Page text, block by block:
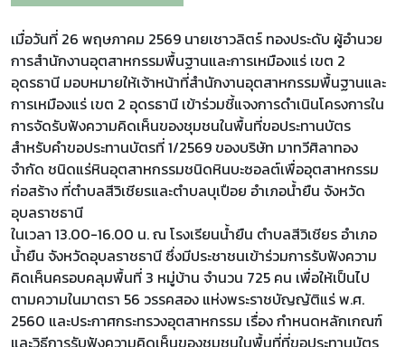
เมื่อวันที่ 26 พฤษภาคม 2569 นายเชาวลิตร์ ทองประดับ ผู้อำนวย
การสำนักงานอุตสาหกรรมพื้นฐานและการเหมืองแร่ เขต 2
อุดรธานี มอบหมายให้เจ้าหน้าที่สำนักงานอุตสาหกรรมพื้นฐานและ
การเหมืองแร่ เขต 2 อุดรธานี เข้าร่วมชี้แจงการดำเนินโครงการใน
การจัดรับฟังความคิดเห็นของชุมชนในพื้นที่ขอประทานบัตร
สำหรับคำขอประทานบัตรที่ 1/2569 ของบริษัท มาทวีศิลาทอง
จำกัด ชนิดแร่หินอุตสาหกรรมชนิดหินบะซอลต์เพื่ออุตสาหกรรม
ก่อสร้าง ที่ตำบลสีวิเชียรและตำบลบุเปือย อำเภอน้ำยืน จังหวัด
อุบลราชธานี
ในเวลา 13.00-16.00 น. ณ โรงเรียนน้ำยืน ตำบลสีวิเชียร อำเภอ
น้ำยืน จังหวัดอุบลราชธานี ซึ่งมีประชาชนเข้าร่วมการรับฟังความ
คิดเห็นครอบคลุมพื้นที่ 3 หมู่บ้าน จำนวน 725 คน เพื่อให้เป็นไป
ตามความในมาตรา 56 วรรคสอง แห่งพระราชบัญญัติแร่ พ.ศ.
2560 และประกาศกระทรวงอุตสาหกรรม เรื่อง กำหนดหลักเกณฑ์
และวิธีการรับฟังความคิดเห็นของชุมชนในพื้นที่ที่ขอประทานบัตร